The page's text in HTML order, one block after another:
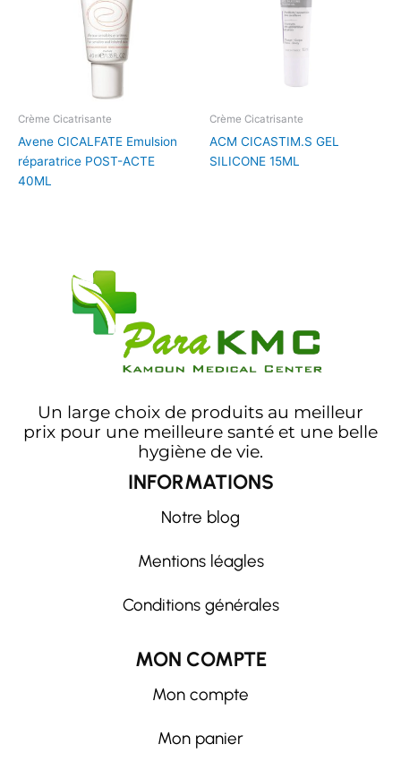
Crème Cicatrisante
Avene CICALFATE Emulsion
réparatrice POST-ACTE
40ML
Crème Cicatrisante
ACM CICASTIM.S GEL
SILICONE 15ML
Un large choix de produits au meilleur
prix pour une meilleure santé et une belle
hygiène de vie.
INFORMATIONS
Notre blog
Mentions léagles
Conditions générales
MON COMPTE
Mon compte
Mon panier